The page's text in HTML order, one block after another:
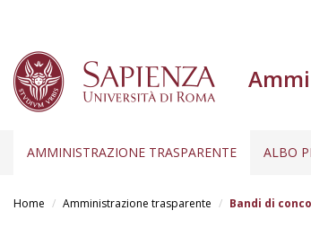
AMMINISTRAZIONE TRASPARENTE ALBO
Home Amministrazione trasparente Bandi di